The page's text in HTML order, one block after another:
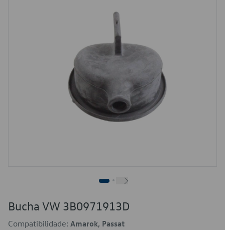
Bucha VW 3B0971913D
Compatibilidade: Amarok, Passat